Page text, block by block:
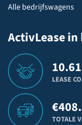
Alle bedrijfswagens
ActivLease
LEASE
€
TOTALE